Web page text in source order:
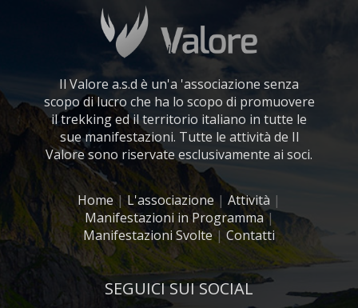
Il Valore a.s.d è un'a 'associazione senza
scopo di lucro che ha lo scopo di promuovere
il trekking ed il territorio italiano in tutte le
sue manifestazioni. Tutte le attività de Il
Valore sono riservate esclusivamente ai soci.
Home | L'associazione | Attività |
Manifestazioni in Programma|
Manifestazioni Svolte| Contatti
SEGUICI SUI SOCIAL